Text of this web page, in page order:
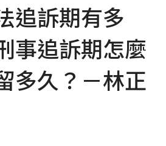
追訴期有多
事追訴期怎麼
多久？－林正